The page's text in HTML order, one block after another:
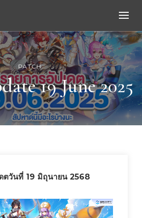
Online
PATCH
19 June 2025
ตวันที่ 19 มิถุนายน 2568